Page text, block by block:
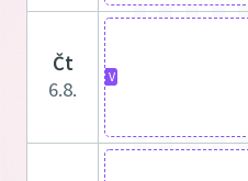
čt
6.8.
V